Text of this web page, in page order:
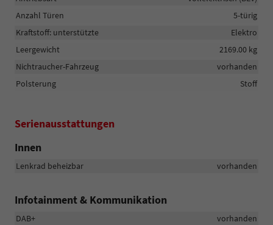
Anzahl Türen
5-türig
Kraftstoff: unterstützte
Elektro
Leergewicht
2169.00 kg
Nichtraucher-Fahrzeug
vorhanden
Polsterung
Stoff
Serienausstattungen
Innen
Lenkrad beheizbar vorhanden
Infotainment & Kommunikation
DAB+ vorhanden